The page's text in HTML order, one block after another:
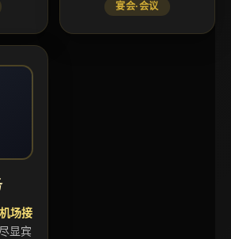
宴会·会议
机场接
显宾